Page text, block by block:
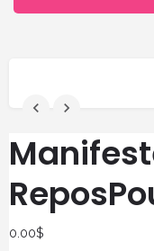
0.00$